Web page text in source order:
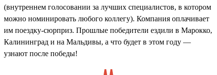
(внутреннем голосовании за лучших специалистов, в котором
можно номинировать любого коллегу). Компания оплачивает
им поездку-сюрприз. Прошлые победители ездили в Марокко,
Калининград и на Мальдивы, а что будет в этом году —
узнают после победы!